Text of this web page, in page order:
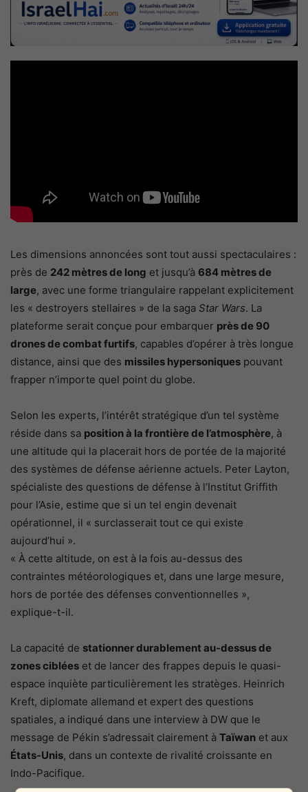
Les dimensions annoncées sont tout aussi spectaculaires :
près de 242 mètres de long et jusqu’à 684 mètres de
large, avec une forme triangulaire rappelant explicitement
les « destroyers stellaires » de la saga Star Wars. La
plateforme serait conçue pour embarquer près de 90
drones de combat furtifs, capables d’opérer à très longue
distance, ainsi que des missiles hypersoniques pouvant
frapper n’importe quel point du globe.
Selon les experts, l’intérêt stratégique d’un tel système
réside dans sa position à la frontière de l’atmosphère, à
une altitude qui la placerait hors de portée de la majorité
des systèmes de défense aérienne actuels. Peter Layton,
spécialiste des questions de défense à l’Institut Griffith
pour l’Asie, estime que si un tel engin devenait
opérationnel, il « surclasserait tout ce qui existe
aujourd’hui ».
« À cette altitude, on est à la fois au-dessus des
contraintes météorologiques et, dans une large mesure,
hors de portée des défenses conventionnelles »,
explique-t-il.
La capacité de stationner durablement au-dessus de
zones ciblées et de lancer des frappes depuis le quasi-
espace inquiète particulièrement les stratèges. Heinrich
Kreft, diplomate allemand et expert des questions
spatiales, a indiqué dans une interview à DW que le
message de Pékin s’adressait clairement à Taïwan et aux
États-Unis, dans un contexte de rivalité croissante en
Indo-Pacifique.